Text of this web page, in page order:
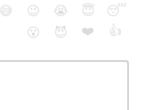
😅 😉 😭 😇
😴
😮
😈 ❤️ 👍